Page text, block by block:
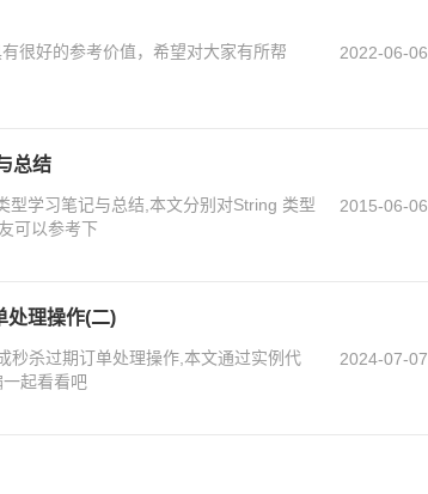
很好的参考价值，希望对大家有所帮
2022-06-06
总结
学习笔记与总结,本文分别对String 类型
可以参考下
2015-06-06
处理操作(二)
秒杀过期订单处理操作,本文通过实例代
起看看吧
2024-07-07